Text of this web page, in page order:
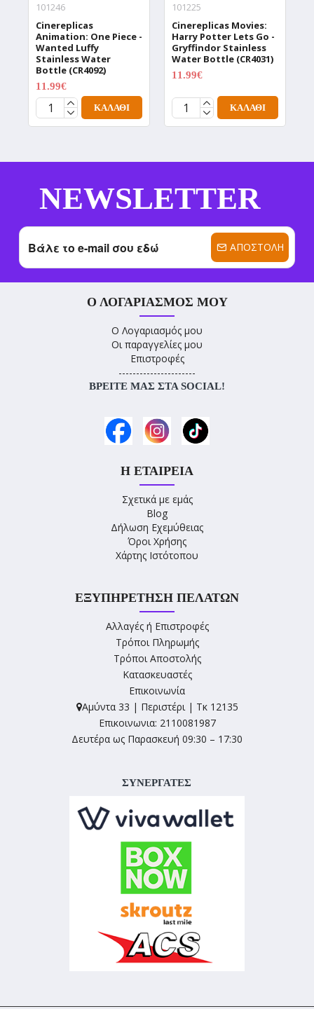
101246
Cinereplicas
Animation: One Piece -
Wanted Luffy
Stainless Water
Bottle (CR4092)
11.99€
ΚΑΛΆΘΙ
101225
Cinereplicas Movies:
Harry Potter Lets Go -
Gryffindor Stainless
Water Bottle (CR4031)
11.99€
ΚΑΛΆΘΙ
NEWSLETTER
ΑΠΟΣΤΟΛΉ
Ο ΛΟΓΑΡΙΑΣΜΌΣ ΜΟΥ
Ο Λογαριασμός μου
Οι παραγγελίες μου
Επιστροφές
----------------------
ΒΡΕΊΤΕ ΜΑΣ ΣΤΑ SOCIAL!
Η ΕΤΑΙΡΕΊΑ
Σχετικά με εμάς
Blog
Δήλωση Εχεμύθειας
Όροι Χρήσης
Χάρτης Ιστότοπου
ΕΞΥΠΗΡΈΤΗΣΗ ΠΕΛΑΤΏΝ
Αλλαγές ή Επιστροφές
Τρόποι Πληρωμής
Τρόποι Αποστολής
Κατασκευαστές
Επικοινωνία
Αμύντα 33 | Περιστέρι | Τκ 12135
Επικοινωνια: 2110081987
Δευτέρα ως Παρασκευή 09:30 – 17:30
ΣΥΝΕΡΓΑΤΕΣ